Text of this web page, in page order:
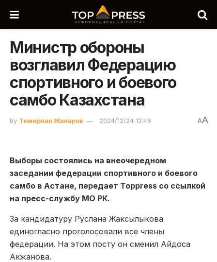
Министр обороны
возглавил Федерацию
спортивного и боевого
самбо Казахстана
by Темирлан Жапаров 2024/12/24 12:46 AA
Выборы состоялись на внеочередном
заседании федерации спортивного и боевого
самбо в Астане, передает Toppress со ссылкой
на пресс-службу МО РК.
За кандидатуру Руслана Жаксылыкова
единогласно проголосовали все члены
федерации. На этом посту он сменил Айдоса
Акжанова.